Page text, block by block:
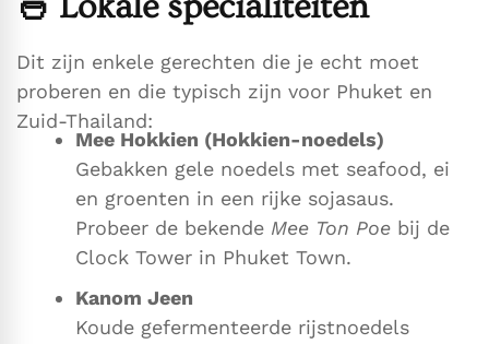
Dit zijn enkele gerechten die je echt moet
proberen en die typisch zijn voor Phuket en
Zuid-Thailand:
Mee Hokkien (Hokkien-noedels)
Gebakken gele noedels met seafood, ei
en groenten in een rijke sojasaus.
Probeer de bekende Mee Ton Poe bij de
Clock Tower in Phuket Town.
Kanom Jeen
Koude gefermenteerde rijstnoedels